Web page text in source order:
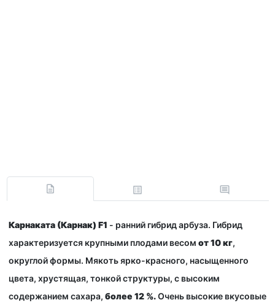
Карнаката (Карнак) F1 - ранний гибрид арбуза. Гибрид
характеризуется крупными плодами весом от 10 кг,
округлой формы. Мякоть ярко-красного, насыщенного
цвета, хрустящая, тонкой структуры, с высоким
содержанием сахара, более 12 %.Очень высокие вкусовые